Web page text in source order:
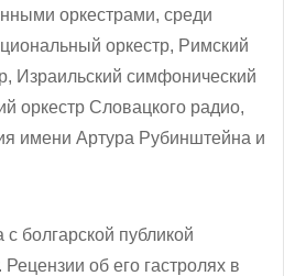
оркестрами, среди
оркестр, Римский
Израильский симфонический
оркестр Словацкого радио,
имени Артура Рубинштейна и
болгарской публикой
Рецензии об его гастролях в